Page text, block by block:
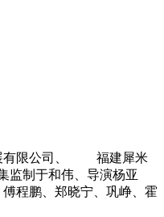
展有限公司、 福建犀米
监制于和伟、导演杨亚
程鹏、郑晓宁、巩峥、霍